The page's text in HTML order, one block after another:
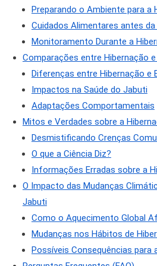
Preparando o Ambiente para a
Cuidados Alimentares antes da
Monitoramento Durante a
Comparações entre Hibernação
Diferenças entre Hibernação e
Impactos na Saúde do Jabuti
Adaptações Comportamentais
Mitos e Verdades sobre a
Desmistificando Crenças
O que a Ciência Diz?
Informações Erradas sobre a
O Impacto das Mudanças
Jabuti
Como o Aquecimento Global
Mudanças nos Hábitos de
Possíveis Consequências para